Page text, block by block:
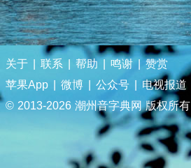
关于 联系 帮助 鸣谢
赞赏
苹果App
微博 公众号
电视报道
© 2013-2026 潮州音字典网 版权所有